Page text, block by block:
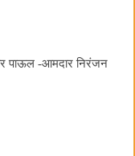
पाऊल -आमदार निरंजन